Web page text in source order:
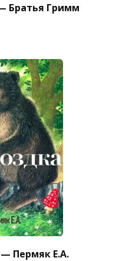
Братья Гримм
Пермяк Е.А.